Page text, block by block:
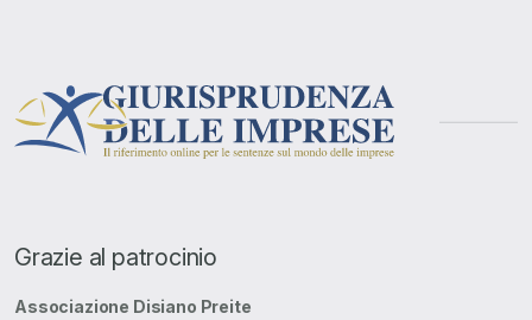
Grazie al patrocinio
Associazione Disiano Preite